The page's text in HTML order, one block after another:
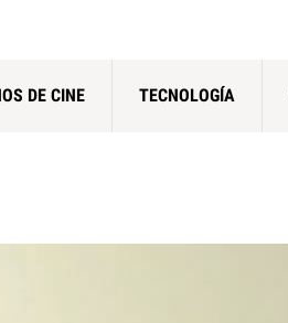
DE CINE TECNOLOGÍA